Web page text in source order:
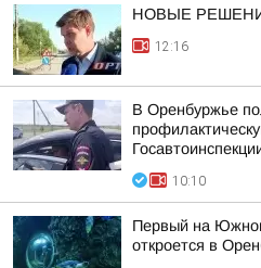
НОВЫЕ
12:16
В Оренбуржье
10:10
Первый на
откроется в